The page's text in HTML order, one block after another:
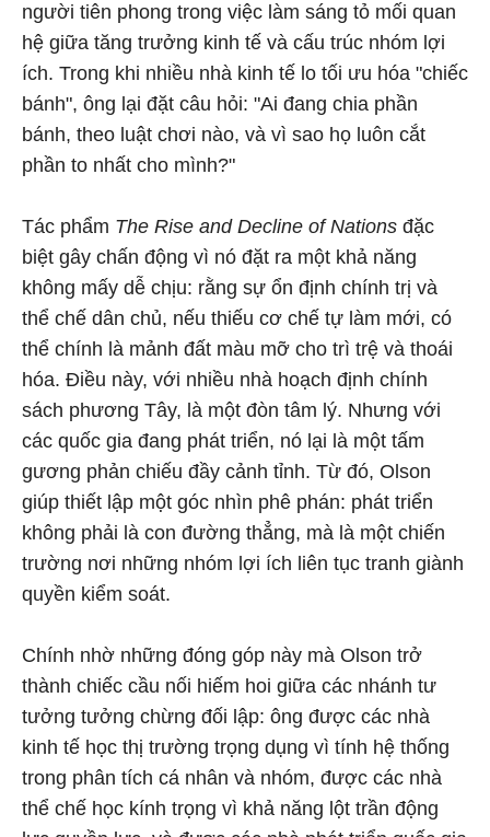
người tiên phong trong việc làm sáng tỏ mối quan
hệ giữa tăng trưởng kinh tế và cấu trúc nhóm lợi
ích. Trong khi nhiều nhà kinh tế lo tối ưu hóa "chiếc
bánh", ông lại đặt câu hỏi: "Ai đang chia phần
bánh, theo luật chơi nào, và vì sao họ luôn cắt
phần to nhất cho mình?"
Tác phẩm The Rise and Decline of Nations đặc
biệt gây chấn động vì nó đặt ra một khả năng
không mấy dễ chịu: rằng sự ổn định chính trị và
thể chế dân chủ, nếu thiếu cơ chế tự làm mới, có
thể chính là mảnh đất màu mỡ cho trì trệ và thoái
hóa. Điều này, với nhiều nhà hoạch định chính
sách phương Tây, là một đòn tâm lý. Nhưng với
các quốc gia đang phát triển, nó lại là một tấm
gương phản chiếu đầy cảnh tỉnh. Từ đó, Olson
giúp thiết lập một góc nhìn phê phán: phát triển
không phải là con đường thẳng, mà là một chiến
trường nơi những nhóm lợi ích liên tục tranh giành
quyền kiểm soát.
Chính nhờ những đóng góp này mà Olson trở
thành chiếc cầu nối hiếm hoi giữa các nhánh tư
tưởng tưởng chừng đối lập: ông được các nhà
kinh tế học thị trường trọng dụng vì tính hệ thống
trong phân tích cá nhân và nhóm, được các nhà
thể chế học kính trọng vì khả năng lột trần động